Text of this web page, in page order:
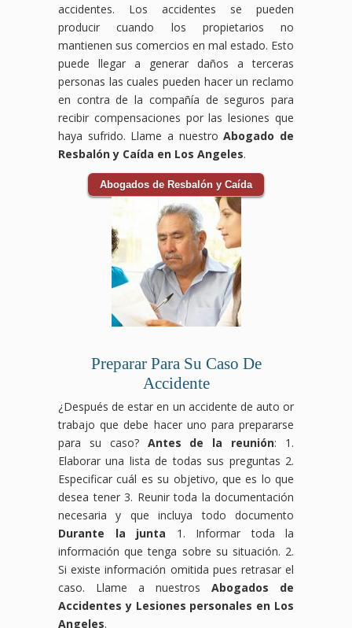
accidentes. Los accidentes se pueden
producir cuando los propietarios no
mantienen sus comercios en mal estado. Esto
puede llegar a generar daños a terceras
personas las cuales pueden hacer un reclamo
en contra de la compañía de seguros para
recibir compensaciones por las lesiones que
haya sufrido. Llame a nuestroAbogado de
Resbalón y Caída en Los Angeles.
Abogados de Resbalón y Caída
Preparar Para Su Caso De
Accidente
¿Después de estar en un accidente de auto or
trabajo que debe hacer uno para prepararse
para su caso? Antes de la reunión: 1.
Elaborar una lista de todas sus preguntas 2.
Especificar cuál es su objetivo, que es lo que
desea tener 3. Reunir toda la documentación
necesaria y que incluya todo documento
Durante la junta 1. Informar toda la
información que tenga sobre su situación. 2.
Si existe información omitida pues retrasar el
caso. Llame a nuestros Abogados de
Accidentes y Lesiones personales en Los
Angeles.